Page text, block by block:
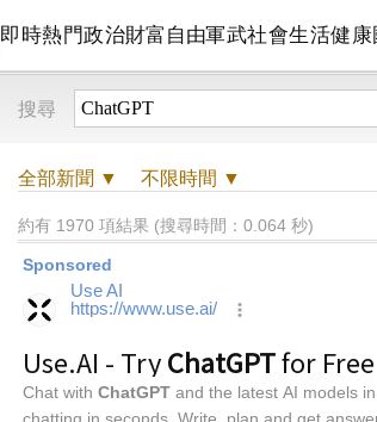
即時熱門政治財富自由軍武社會生活健康
搜尋
全部新聞 ▼ 不限時間 ▼
約有 1970 項結果 (搜尋時間：0.064 秒)